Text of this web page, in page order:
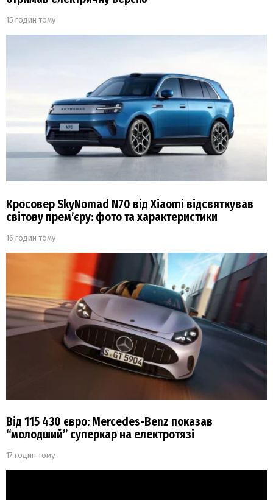
15 годин тому
Кросовер SkyNomad N70 від Xiaomi відсвяткував
світову прем’єру: фото та характеристики
16 годин тому
Від 115 430 євро: Mercedes-Benz показав
“молодший” суперкар на електротязі
17 годин тому